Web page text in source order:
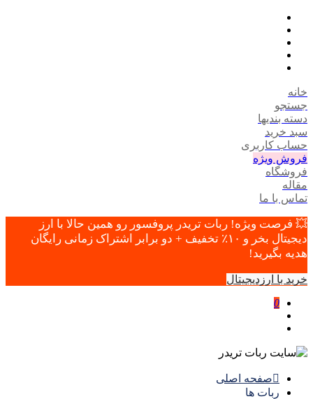
خانه
جستجو
دسته بندیها
سبد خرید
حساب کاربری
فروش ویژه
فروشگاه
مقاله
تماس با ما
💥 فرصت ویژه! ربات تریدر پروفسور رو همین حالا با ارز
دیجیتال بخر و ۱۰٪ تخفیف + دو برابر اشتراک زمانی رایگان
هدیه بگیرید!
خرید با ارزدیجیتال
0
صفحه اصلی
ربات ها